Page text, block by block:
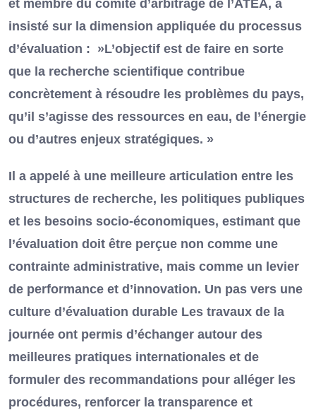
et membre du comité d’arbitrage de l’ATEA, a
insisté sur la dimension appliquée du processus
d’évaluation : »L’objectif est de faire en sorte
que la recherche scientifique contribue
concrètement à résoudre les problèmes du pays,
qu’il s’agisse des ressources en eau, de l’énergie
ou d’autres enjeux stratégiques. »
Il a appelé à une meilleure articulation entre les
structures de recherche, les politiques publiques
et les besoins socio-économiques, estimant que
l’évaluation doit être perçue non comme une
contrainte administrative, mais comme un levier
de performance et d’innovation. Un pas vers une
culture d’évaluation durable Les travaux de la
journée ont permis d’échanger autour des
meilleures pratiques internationales et de
formuler des recommandations pour alléger les
procédures, renforcer la transparence et